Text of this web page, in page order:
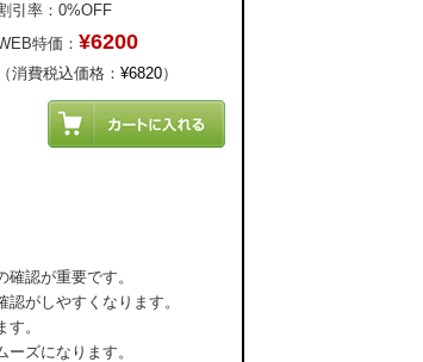
引率：0%OFF
特価： ¥6200
（消費税込価格： ¥6820）
認が重要です。
がしやすくなります。
。
ズになります。